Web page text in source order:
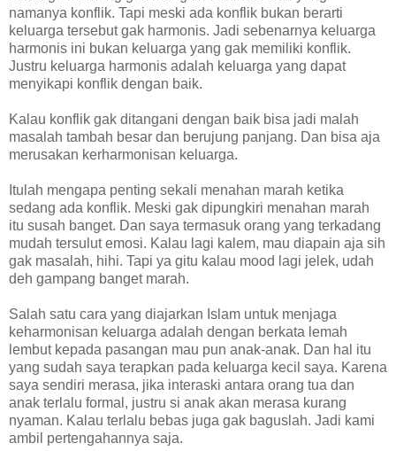
namanya konflik. Tapi meski ada konflik bukan berarti
keluarga tersebut gak harmonis. Jadi sebenarnya keluarga
harmonis ini bukan keluarga yang gak memiliki konflik.
Justru keluarga harmonis adalah keluarga yang dapat
menyikapi konflik dengan baik.
Kalau konflik gak ditangani dengan baik bisa jadi malah
masalah tambah besar dan berujung panjang. Dan bisa aja
merusakan kerharmonisan keluarga.
Itulah mengapa penting sekali menahan marah ketika
sedang ada konflik. Meski gak dipungkiri menahan marah
itu susah banget. Dan saya termasuk orang yang terkadang
mudah tersulut emosi. Kalau lagi kalem, mau diapain aja sih
gak masalah, hihi. Tapi ya gitu kalau mood lagi jelek, udah
deh gampang banget marah.
Salah satu cara yang diajarkan Islam untuk menjaga
keharmonisan keluarga adalah dengan berkata lemah
lembut kepada pasangan mau pun anak-anak. Dan hal itu
yang sudah saya terapkan pada keluarga kecil saya. Karena
saya sendiri merasa, jika interaski antara orang tua dan
anak terlalu formal, justru si anak akan merasa kurang
nyaman. Kalau terlalu bebas juga gak baguslah. Jadi kami
ambil pertengahannya saja.